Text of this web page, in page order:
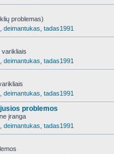
problemas)
deimantukas tadas1991
varikliais
deimantukas tadas1991
deimantukas tadas1991
problemos
įranga
deimantukas tadas1991